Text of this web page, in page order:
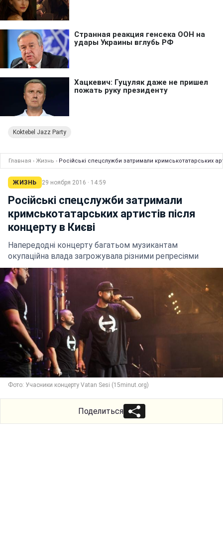
Koktebel Jazz Party
Главная › Жизнь › Російські спецслужби затримали кримськотатарських
ЖИЗНЬ 29 ноября 2016 · 14:59
Російські спецслужби затримали
кримськотатарських артистів після
концерту в Києві
Напередодні концерту багатьом музикантам
окупаційна влада загрожувала різними репресіями
Фото: Учасники концерту Vatan Sesi (15minut.org)
Поделиться